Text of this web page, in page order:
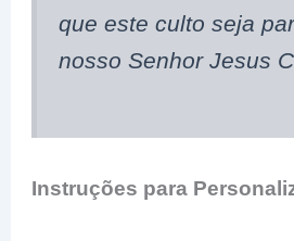
que este culto seja
nosso Senhor Jesus
Instruções para